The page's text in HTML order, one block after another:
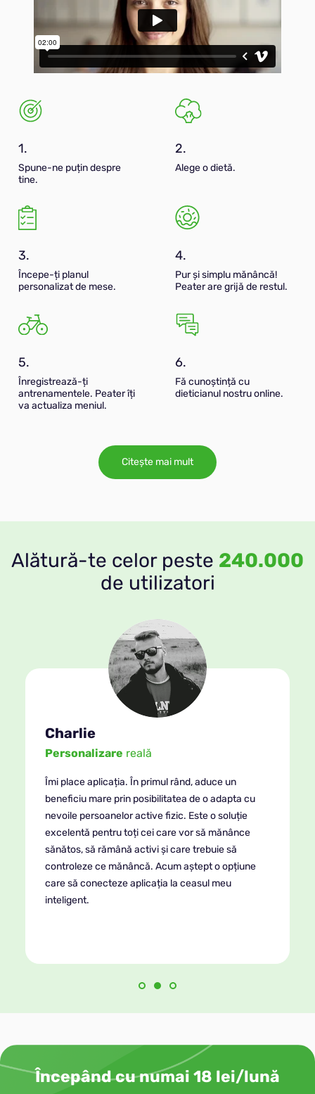
1.
Spune-ne puțin despre
tine.
2.
Alege o dietă.
3.
Începe-ți planul
personalizat de mese.
4.
Pur și simplu mănâncă!
Peater are grijă de restul.
5.
Înregistrează-ți
antrenamentele. Peater îți
va actualiza meniul.
6.
Fă cunoștință cu
dieticianul nostru online.
Citește mai mult
Alătură-te celor peste 240.000
de utilizatori
Charlie
Personalizare reală
Îmi place aplicația. În primul rând, aduce un
beneficiu mare prin posibilitatea de o adapta cu
nevoile persoanelor active fizic. Este o soluție
excelentă pentru toți cei care vor să mănânce
sănătos, să rămână activi și care trebuie să
controleze ce mănâncă. Acum aștept o opțiune
care să conecteze aplicația la ceasul meu
inteligent.
Începând cu numai 18 lei/lună